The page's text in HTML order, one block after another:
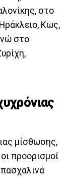
στο
Κως,
στο
μίσθωσης,
προορισμοί